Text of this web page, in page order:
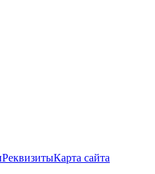
РеквизитыКарта сайта